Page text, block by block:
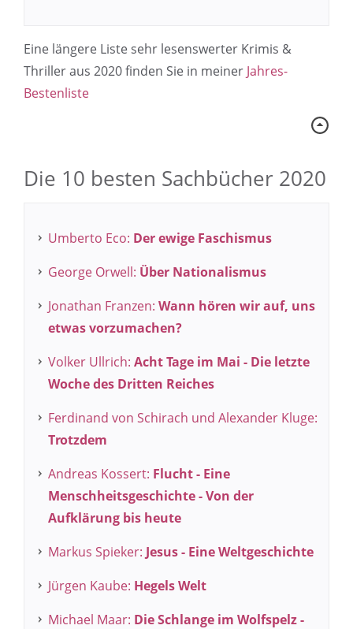
Eine längere Liste sehr lesenswerter Krimis &
Thriller aus 2020 finden Sie in meiner Jahres-
Bestenliste
Die 10 besten Sachbücher 2020
Umberto Eco: Der ewige Faschismus
George Orwell: Über Nationalismus
Jonathan Franzen: Wann hören wir auf, uns
etwas vorzumachen?
Volker Ullrich: Acht Tage im Mai - Die letzte
Woche des Dritten Reiches
Ferdinand von Schirach und Alexander Kluge:
Trotzdem
Andreas Kossert: Flucht - Eine
Menschheitsgeschichte - Von der
Aufklärung bis heute
Markus Spieker: Jesus - Eine Weltgeschichte
Jürgen Kaube: Hegels Welt
Michael Maar: Die Schlange im Wolfspelz -